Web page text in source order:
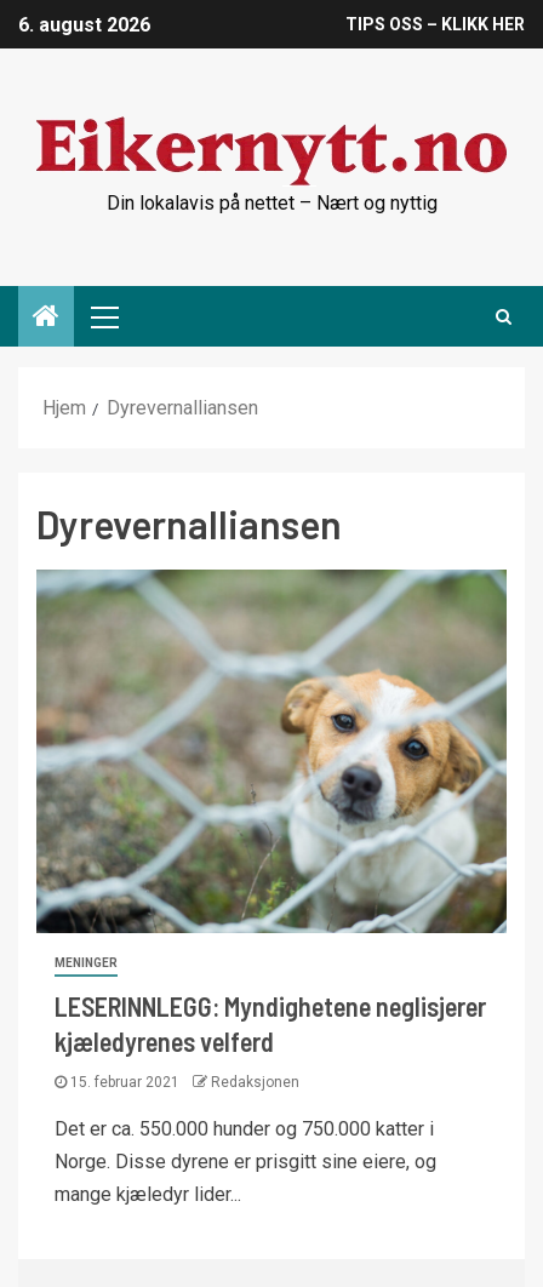
6. august 2026 TIPS OSS – KLIKK HER
Din lokalavis på nettet – Nært og nyttig
Hjem Dyrevernalliansen
Dyrevernalliansen
MENINGER
LESERINNLEGG: Myndighetene neglisjerer
kjæledyrenes velferd
15. februar 2021 Redaksjonen
Det er ca. 550.000 hunder og 750.000 katter i
Norge. Disse dyrene er prisgitt sine eiere, og
mange kjæledyr lider...